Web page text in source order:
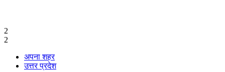
2
2
अपना शहर
उत्तर प्रदेश